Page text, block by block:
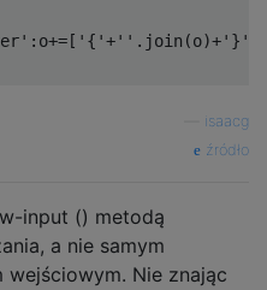
isaacg
źródło
input () metodą
a nie samym
wejściowym. Nie znając